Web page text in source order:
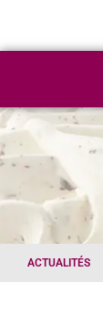
ACTUALITÉS